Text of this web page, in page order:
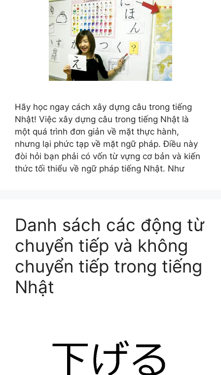
Hãy học ngay cách xây dựng câu trong tiếng
Nhật! Việc xây dựng câu trong tiếng Nhật là
một quá trình đơn giản về mặt thực hành,
nhưng lại phức tạp về mặt ngữ pháp. Điều này
đòi hỏi bạn phải có vốn từ vựng cơ bản và kiến
thức tối thiểu về ngữ pháp tiếng Nhật. Như
Danh sách các động từ
chuyển tiếp và không
chuyển tiếp trong tiếng
Nhật